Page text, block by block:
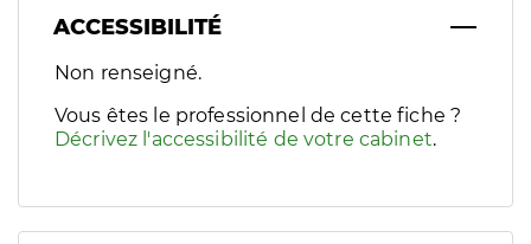
ACCESSIBILITÉ
Filtres
Sélectionnez un ou plusieurs handicaps/besoins
Non renseigné.
Vous êtes le professionnel de cette fiche ?
Décrivez l'accessibilité de votre cabinet.